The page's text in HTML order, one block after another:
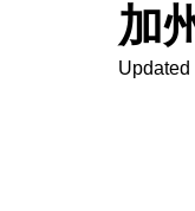
加
Updated